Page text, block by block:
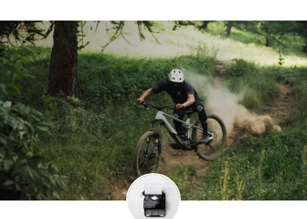
Prix : 319,99€
DÉCOUVRIR
GoPro Hero10 Black